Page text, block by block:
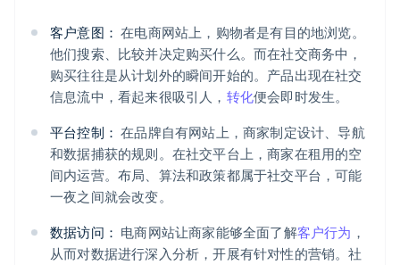
客户意图： 在电商网站上，购物者是有目的地浏览。
他们搜索、比较并决定购买什么。而在社交商务中，
购买往往是从计划外的瞬间开始的。产品出现在社交
信息流中，看起来很吸引人， 转化便会即时发生。
平台控制： 在品牌自有网站上，商家制定设计、导航
和数据捕获的规则。在社交平台上，商家在租用的空
间内运营。布局、算法和政策都属于社交平台，可能
一夜之间就会改变。
数据访问： 电商网站让商家能够全面了解客户行为 ，
从而对数据进行深入分析，开展有针对性的营销。社